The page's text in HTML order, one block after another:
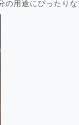
用途にぴったり